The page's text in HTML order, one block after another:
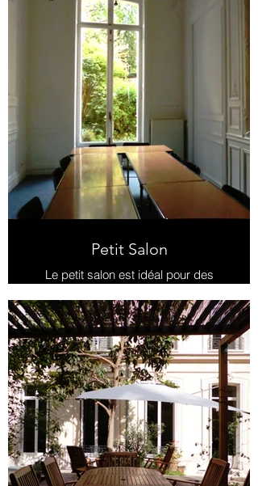
Un système de visioconférence
performant vous permettra de
programmer des réunions en
distanciel.
Un accès au jardin est possible
depuis le salon.
Petit Salon
Le petit salon est idéal pour des
réunions d'équipe ou des entretiens.
Il peut accueillir une douzaine de
personnes.
Un système de visioconférence est
également à votre disposition dans
cet espace.
Un accès au jardin est possible
depuis le salon.